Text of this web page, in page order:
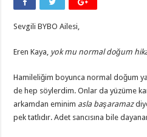
Sevgili BYBO Ailesi,
Eren Kaya, yok mu normal doğum
Hamileliğim boyunca normal doğum
de hep söylerdim. Onlar da yüzüme
arkamdan eminim asla başaramaz
pek tatlıdır. Adet sancısına bile